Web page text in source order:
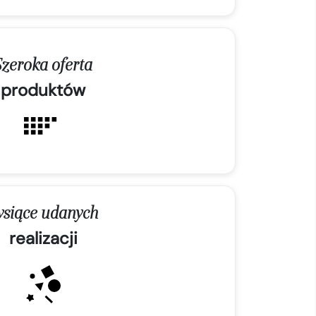
oferta
produktów
udanych
realizacji